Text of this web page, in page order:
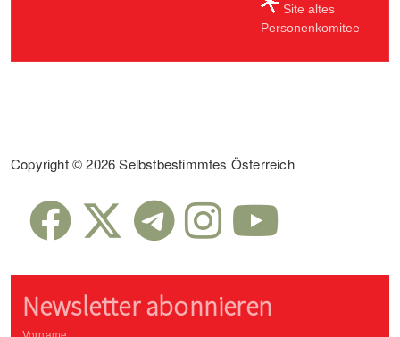
Site altes
Personenkomitee
Copyright © 2026 Selbstbestimmtes Österreich
Newsletter abonnieren